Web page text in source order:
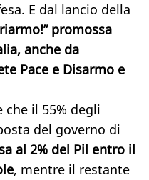
E dal lancio della
promossa
anche da
Pace e Disarmo e
che il 55% degli
del governo di
al 2% del Pil entro il
, mentre il restante